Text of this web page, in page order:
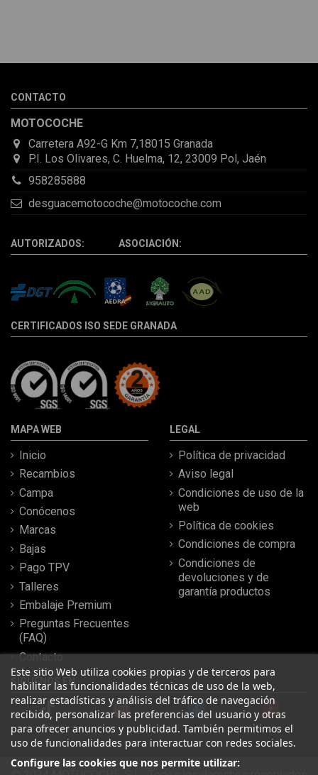
la pieza llegó correcta y bien embalada, además de llegarme 2
CONTACTO
MOTOCOCHE
Carretera A92-G Km 7,18015 Granada
P.I. Los Olivares, C. Huelma, 12, 23009 Pol, Jaén
958285888
desguacemotocoche@motocoche.com
AUTORIZADOS: ASOCIACIÓN:
CERTIFICADOS ISO SEDE GRANADA
MAPA WEB
Inicio
Recambios
Campa
Conócenos
Marcas
Bajas
Pago TPV
Talleres
Embalaje Premium
Preguntas Frecuentes
(FAQ)
Contacto
LEGAL
Política de privacidad
Aviso legal
Condiciones de uso de la
web
Política de cookies
Condiciones de compra
Condiciones de
devoluciones y de
garantía productos
Este sitio Web utiliza cookies propias y de terceros para
habilitar las funcionalidades técnicas de uso de la web,
realizar estadísticas y análisis del tráfico de navegación
recibido, personalizar las preferencias del usuario y otras
para ofrecer anuncios y publicidad. También permitimos el
uso de funcionalidades para interactuar con redes sociales.
Configure las cookies que nos permite utilizar:
SÍGUENOS EN